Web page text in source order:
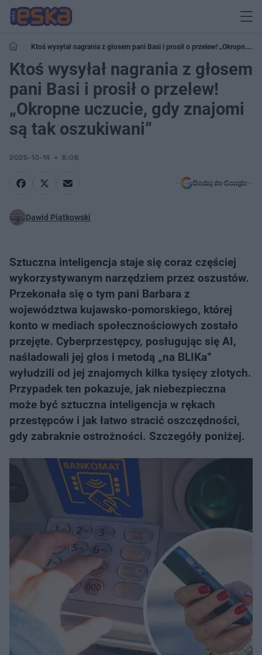
Ktoś wysyłał nagrania z głosem pani Basi i prosił o przelew! „Okropne
uczucie, gdy znajomi są tak oszukiwani”
Ktoś wysyłał nagrania z głosem
pani Basi i prosił o przelew!
„Okropne uczucie, gdy znajomi
są tak oszukiwani”
2025-10-14 8:08
Dodaj do Google
Dawid Piątkowski
Sztuczna inteligencja staje się coraz częściej
wykorzystywanym narzędziem przez oszustów.
Przekonała się o tym pani Barbara z
województwa kujawsko-pomorskiego, której
konto w mediach społecznościowych zostało
przejęte. Cyberprzestępcy, posługując się AI,
naśladowali jej głos i metodą „na BLIKa”
wyłudzili od jej znajomych kilka tysięcy złotych.
Przypadek ten pokazuje, jak niebezpieczna
może być sztuczna inteligencja w rękach
przestępców i jak łatwo stracić oszczędności,
gdy zabraknie ostrożności. Szczegóły poniżej.